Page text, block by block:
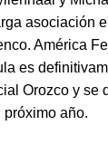
asociación
América
es
Orozco y se
año.